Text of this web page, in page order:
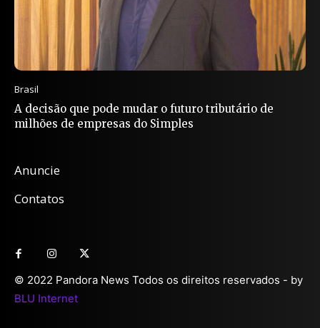
Brasil
A decisão que pode mudar o futuro tributário de
milhões de empresas do Simples
Anuncie
Contatos
© 2022 Pandora News Todos os direitos reservados - by
BLU Internet